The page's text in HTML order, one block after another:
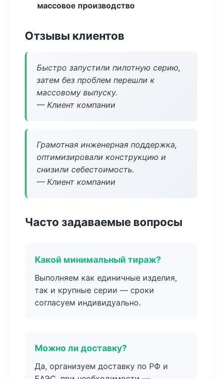
массовое производство
Отзывы клиентов
Быстро запустили пилотную серию,
затем без проблем перешли к
массовому выпуску.
— Клиент компании
Грамотная инженерная поддержка,
оптимизировали конструкцию и
снизили себестоимость.
— Клиент компании
Часто задаваемые вопросы
Какой минимальный тираж?
Выполняем как единичные изделия,
так и крупные серии — сроки
согласуем индивидуально.
Можно ли доставку?
Да, организуем доставку по РФ и